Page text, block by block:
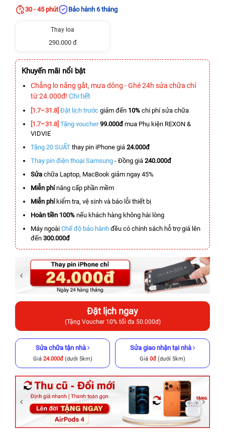
30 - 45 phút
Bảo hành 6 tháng
Thay loa
290.000 đ
Khuyến mãi nổi bật
Chẳng lo nắng gắt, mưa dông - Ghé 24h sửa chữa chỉ
từ 24.000đ! Chi tiết
[1.7–31.8] Đặt lịch trước giảm đến 10% chi phí sửa chữa
[1.7–31.8] Tặng voucher 99.000đmua Phụ kiện REXON &
VIDVIE
Tặng 20 SUẤT thay pin iPhone giá 24.000đ
Thay pin điện thoại Samsung - Đồng giá 240.000đ
Sửa chữa Laptop, MacBook giảm ngay 45%
Miễn phínâng cấp phần mềm
Miễn phíkiểm tra, vệ sinh và báo lỗi thiết bị
Hoàn tiền 100% nếu khách hàng không hài lòng
Máy ngoài Chế độ bảo hành đều có chính sách hỗ trợ giá lên
đến 300.000đ
Đặt lịch ngay
(Tặng Voucher 10% tối đa 50.000đ)
Sửa chữa tận nhà
Giá 24.000đ(dưới 5km)
Sửa giao nhận tại nhà
Giá 0đ (dưới 5km)